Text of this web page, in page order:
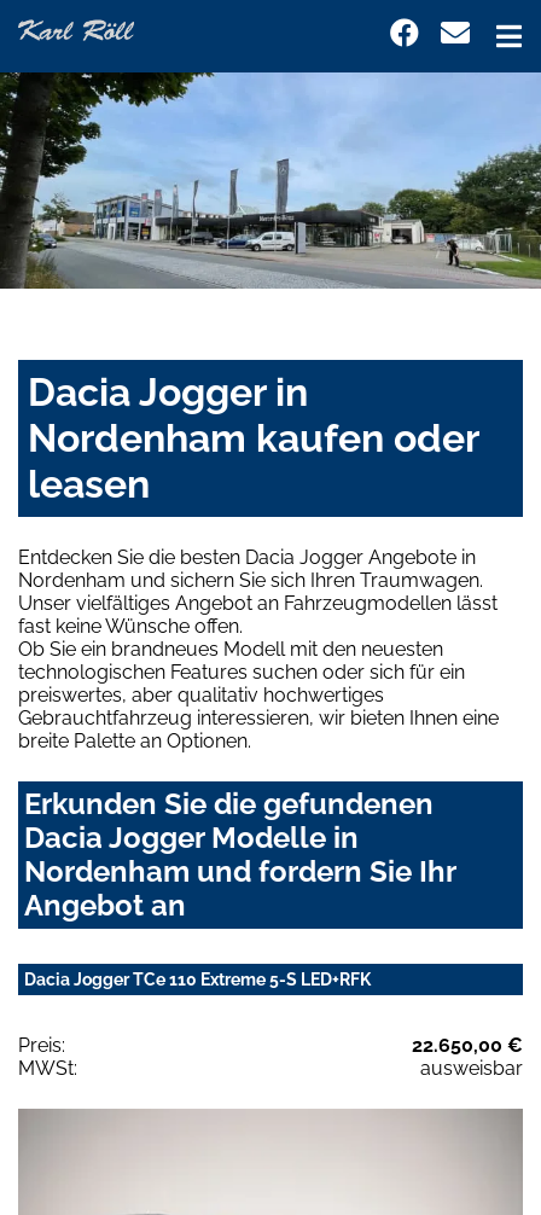
Dacia Jogger in
Nordenham kaufen oder
leasen
Entdecken Sie die besten Dacia Jogger Angebote in
Nordenham und sichern Sie sich Ihren Traumwagen.
Unser vielfältiges Angebot an Fahrzeugmodellen lässt
fast keine Wünsche offen.
Ob Sie ein brandneues Modell mit den neuesten
technologischen Features suchen oder sich für ein
preiswertes, aber qualitativ hochwertiges
Gebrauchtfahrzeug interessieren, wir bieten Ihnen eine
breite Palette an Optionen.
Erkunden Sie die gefundenen
Dacia Jogger Modelle in
Nordenham und fordern Sie Ihr
Angebot an
Dacia Jogger TCe 110 Extreme 5-S LED+RFK
Preis:
22.650,00 €
MWSt:
ausweisbar